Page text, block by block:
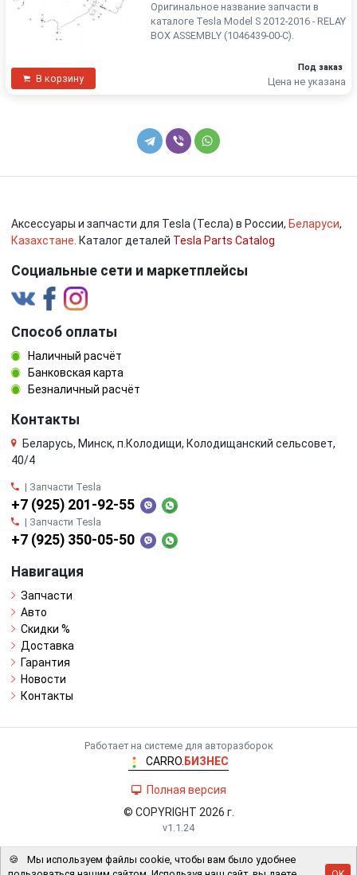
Оригинальное название запчасти в
каталоге Tesla Model S 2012-2016 - RELAY
BOX ASSEMBLY (1046439-00-C).
В корзину
Под заказ
Цена не указана
Аксессуары и запчасти для Tesla (Тесла) в России, Беларуси,
Казахстане . Каталог деталей Tesla Parts Catalog
Социальные сети и маркетплейсы
Способ оплаты
Наличный расчёт
Банковская карта
Безналичный расчёт
Контакты
Беларусь, Минск, п.Колодищи, Колодищанский сельсовет,
40/4
| Запчасти Tesla
+7 (925) 201-92-55
| Запчасти Tesla
+7 (925) 350-05-50
Навигация
Запчасти
Авто
Скидки %
Доставка
Гарантия
Новости
Контакты
Работает на системе для авторазборок
CARRO. БИЗНЕС
Полная версия
© COPYRIGHT 2026 г.
v1.1.24
🍪
Мы используем файлы cookie, чтобы вам было удобнее